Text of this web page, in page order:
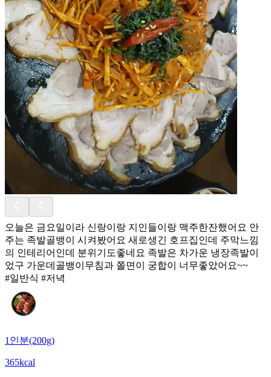
오늘은 금요일이라 신랑이랑 지인들이랑 맥주한잔했어요 안
주는 족발골뱅이 시켜봤어요 새로생긴 호프집인데 주막느낌
의 인테리어인데 분위기도좋네요 족발은 차가운 냉장족발이
었구 가운데골뱅이무침과 쫄면이 궁합이 너무좋았어요~~
#일반식 #저녁
1인분(200g)
365kcal